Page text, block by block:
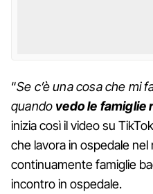
“Se c’è una cosa che mi
quando vedo le famiglie
inizia così il video su
che lavora in ospedale
continuamente famiglie
incontro in ospedale.